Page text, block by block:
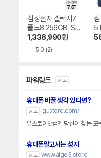
삼성전자 갤럭시Z
폴드8 256GB, SK
T 기기변경 완납
1,338,990원
5.0 (2)
5
기
파워링크 광고
휴대폰 바꿀 생각 있다면?
광고
lgustore.com/
유스토어닷컴엔 당신이 찾는 모
휴대폰알고사는 성지
광고 www.algo3.store